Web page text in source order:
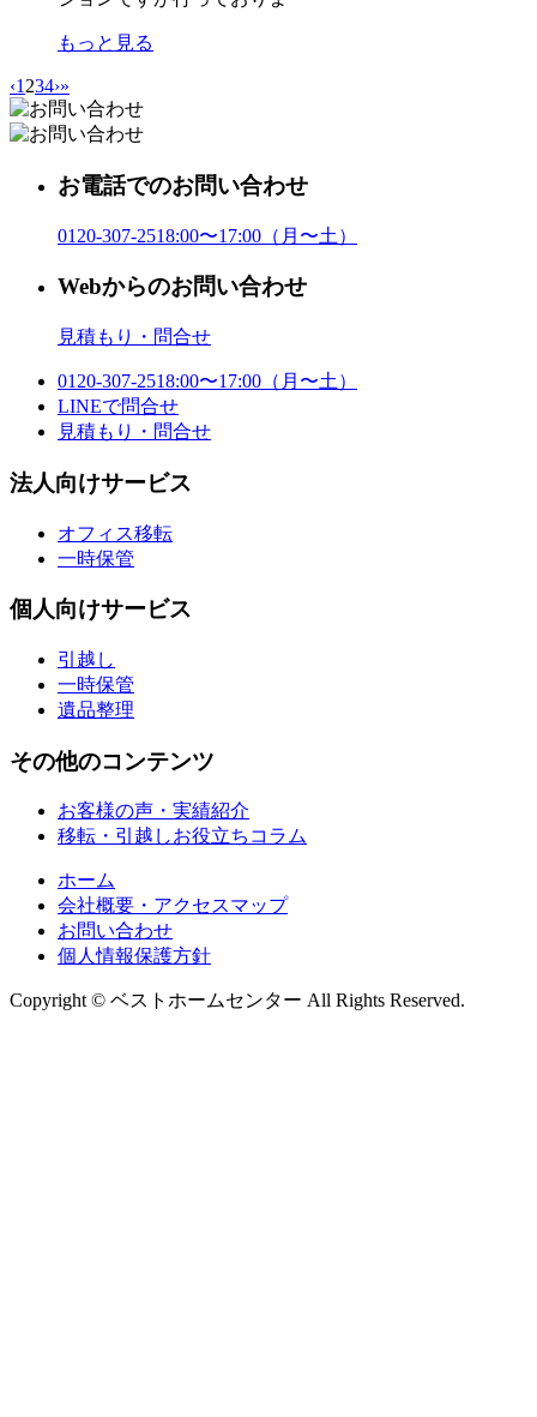
もっと見る
‹1 234›»
お電話でのお問い合わせ
0120-307-2518:00〜17:00（月〜土）
Webからのお問い合わせ
見積もり・問合せ
0120-307-2518:00〜17:00（月〜土）
LINEで問合せ
見積もり・問合せ
法人向けサービス
オフィス移転
一時保管
個人向けサービス
引越し
一時保管
遺品整理
その他のコンテンツ
お客様の声・実績紹介
移転・引越しお役立ちコラム
ホーム
会社概要・アクセスマップ
お問い合わせ
個人情報保護方針
Copyright © ベストホームセンター All Rights Reserved.